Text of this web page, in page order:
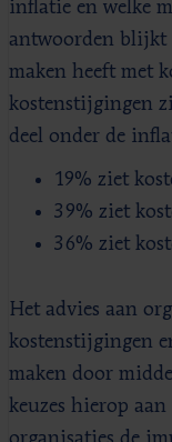
inflatie en welke
antwoorden blijkt
maken heeft met
kostenstijgingen
deel onder de
19% ziet
39% ziet
36% ziet
Het advies aan
kostenstijgingen
maken door
keuzes hierop